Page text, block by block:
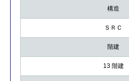
構造
ＳＲＣ
階建
13 階建